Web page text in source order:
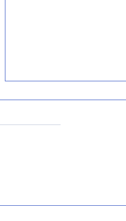
O MinC Voltou! Mais um